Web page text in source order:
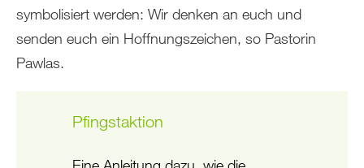
symbolisiert werden: Wir denken an euch und
senden euch ein Hoffnungszeichen, so Pastorin
Pawlas.
Pfingstaktion